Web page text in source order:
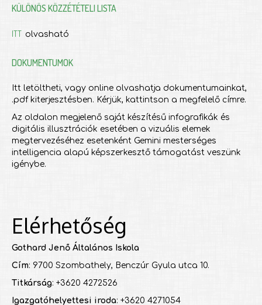
KÜLÖNÖS KÖZZÉTÉTELI LISTA
ITT olvasható
DOKUMENTUMOK
Itt letöltheti, vagy online olvashatja dokumentumainkat,
.pdf kiterjesztésben. Kérjük, kattintson a megfelelő címre.
Az oldalon megjelenő saját készítésű infografikák és
digitális illusztrációk esetében a vizuális elemek
megtervezéséhez esetenként Gemini mesterséges
intelligencia alapú képszerkesztő támogatást veszünk
igénybe.
Elérhetőség
Gothard Jenő Általános Iskola
Cím: 9700 Szombathely, Benczúr Gyula utca 10.
Titkárság: +3620 4272526
Igazgatóhelyettesi iroda: +3620 4271054